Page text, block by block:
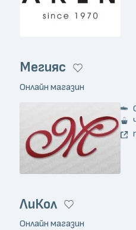
Мегияс
Онлайн магазин
ЛиКол
Онлайн магазин